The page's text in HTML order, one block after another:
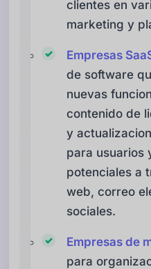
clientes en
marketing y
Empresas
de software
nuevas
contenido de
y
para usuarios
potenciales a
web, correo
sociales.
Empresas de
para